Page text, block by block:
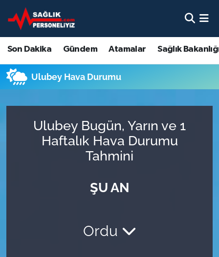
Son Dakika Gündem Atamalar Sağlık
Ulubey Hava Durumu
Ulubey Bugün, Yarın ve 1
Haftalık Hava Durumu
Tahmini
ŞU AN
Ordu
Son Dakika
Gündem
Atamalar
Mevzuat
Sağlık Personeli Alımı
Nöbetçi Eczaneler
Hava Durumu
Namaz Vakitleri
Süper Lig Puan Durumu ve Fikstür
Son Dakika Haberleri